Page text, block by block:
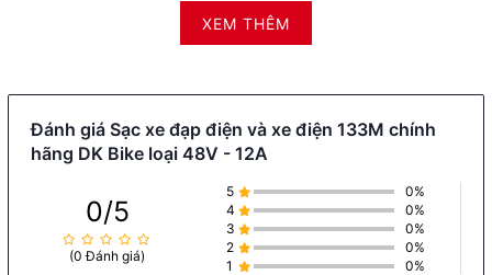
Lưu ý khi sử dụng sạc xe điện
48V – 12Ah:
Bạn phải chăm sóc ắc quy đúng cách. Luôn giữ bình khô, tránh va
đập mạnh. Tuyệt đối không sạc ngay sau khi đi xe về vì trong lúc
xe mới chạy xong, ắc quy vẫn còn rất nóng nếu bạn sạc ngay thì
XEM THÊM
Đánh giá Sạc xe đạp điện và xe điện 133M chính
hãng DK Bike loại 48V - 12A
0/5
(0 Đánh giá)
5
0%
4
0%
3
0%
2
0%
1
0%